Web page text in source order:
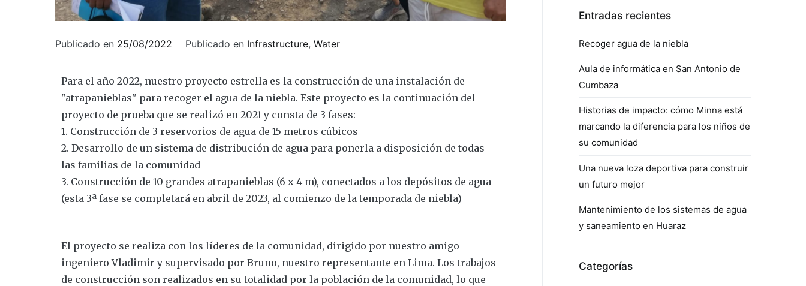
Publicado en 25/08/2022 Publicado en Infrastructure, Water
Para el año 2022, nuestro proyecto estrella es la construcción de una instalación de
"atrapanieblas" para recoger el agua de la niebla. Este proyecto es la continuación del
proyecto de prueba que se realizó en 2021 y consta de 3 fases:
1. Construcción de 3 reservorios de agua de 15 metros cúbicos
2. Desarrollo de un sistema de distribución de agua para ponerla a disposición de todas
las familias de la comunidad
3. Construcción de 10 grandes atrapanieblas (6 x 4 m), conectados a los depósitos de agua
(esta 3ª fase se completará en abril de 2023, al comienzo de la temporada de niebla)
El proyecto se realiza con los líderes de la comunidad, dirigido por nuestro amigo-
ingeniero Vladimir y supervisado por Bruno, nuestro representante en Lima. Los trabajos
de construcción son realizados en su totalidad por la población de la comunidad, lo que
Entradas recientes
Recoger agua de la niebla
Aula de informática en San Antonio de
Cumbaza
Historias de impacto: cómo Minna está
marcando la diferencia para los niños de
su comunidad
Una nueva loza deportiva para construir
un futuro mejor
Mantenimiento de los sistemas de agua
y saneamiento en Huaraz
Categorías